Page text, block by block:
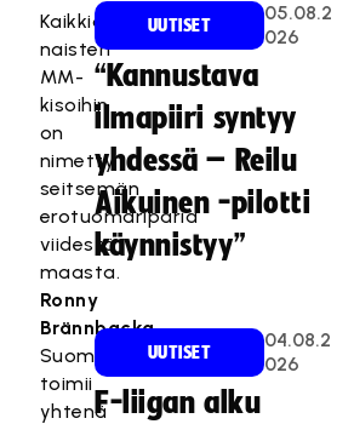
Kaikkiaan
naisten
MM-
kisoihin
on
nimetty
seitsemän
erotuomariparia
viidestä
maasta.
Ronny
Brännbacka
Suomesta
toimii
yhtenä
UUTISET
05.08.2
026
“Kannustava
ilmapiiri syntyy
yhdessä – Reilu
Aikuinen -pilotti
käynnistyy”
UUTISET
04.08.2
026
F-liigan alku